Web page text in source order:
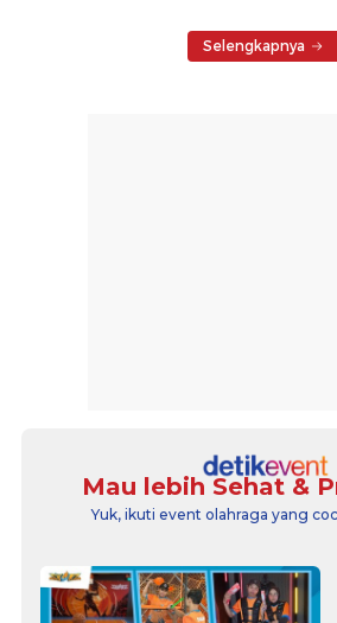
Selengkapnya
Mau lebih Sehat &
Yuk, ikuti event olahraga yang